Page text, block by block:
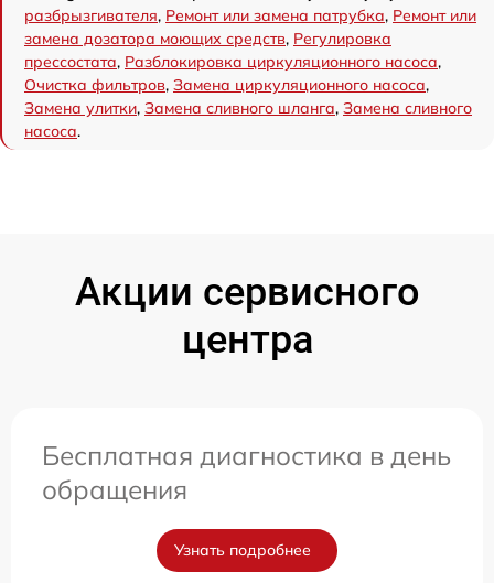
разбрызгивателя, Ремонт или замена патрубка, Ремонт или
замена дозатора моющих средств, Регулировка
прессостата, Разблокировка циркуляционного насоса,
Очистка фильтров, Замена циркуляционного насоса,
Замена улитки, Замена сливного шланга, Замена сливного
насоса.
Акции сервисного
центра
Бесплатная диагностика в день
обращения
Узнать подробнее